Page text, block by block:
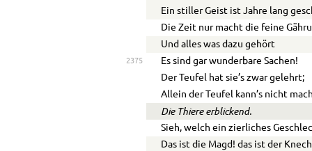
Ein stiller Geist ist Jahre lang
Die Zeit nur macht die feine
Und alles was dazu gehört
2375
Es sind gar wunderbare Sachen!
Der Teufel hat sie’s zwar gelehrt;
Allein der Teufel kann’s nicht
Die Thiere erblickend.
Sieh, welch ein zierliches
Das ist die Magd! das ist der